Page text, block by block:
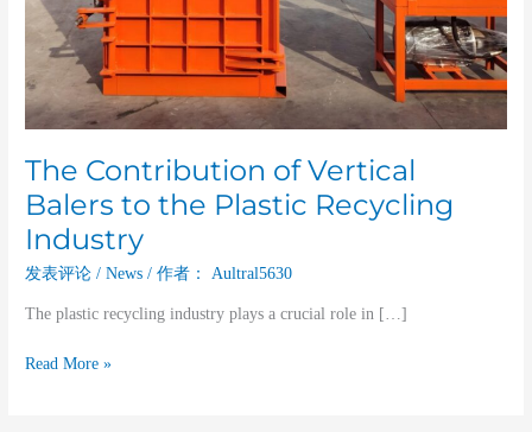
The Contribution of Vertical
Balers to the Plastic Recycling
Industry
发表评论 /News / 作者： Aultral5630
The plastic recycling industry plays a crucial role in […]
Read More »